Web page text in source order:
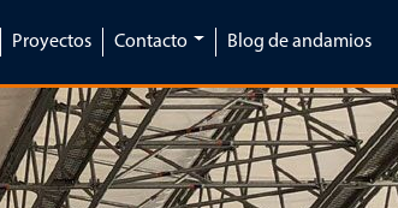
Proyectos Contacto Blog de andamios